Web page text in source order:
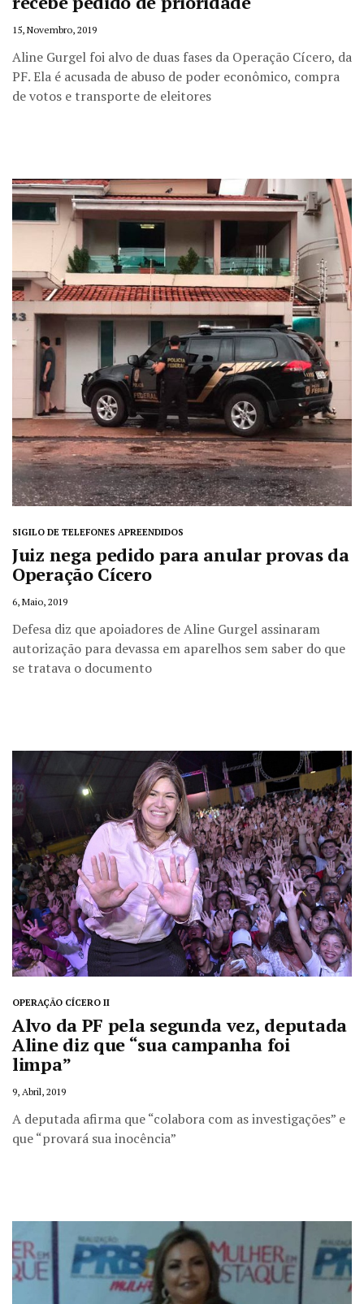
15, Novembro, 2019
Aline Gurgel foi alvo de duas fases da Operação Cícero, da
PF. Ela é acusada de abuso de poder econômico, compra
de votos e transporte de eleitores
SIGILO DE TELEFONES APREENDIDOS
Juiz nega pedido para anular provas da
Operação Cícero
6, Maio, 2019
Defesa diz que apoiadores de Aline Gurgel assinaram
autorização para devassa em aparelhos sem saber do que
se tratava o documento
OPERAÇÃO CÍCERO II
Alvo da PF pela segunda vez, deputada
Aline diz que “sua campanha foi
limpa”
9, Abril, 2019
A deputada afirma que “colabora com as investigações” e
que “provará sua inocência”